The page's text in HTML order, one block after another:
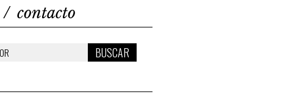
contacto
BUSCAR